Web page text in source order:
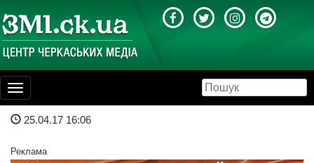
Toggle
navigation
25.04.17 16:06
Реклама